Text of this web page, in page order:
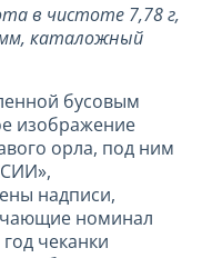
в чистоте 7,78 г,
мм, каталожный
бусовым
изображение
орла, под ним
надписи,
номинал
чеканки